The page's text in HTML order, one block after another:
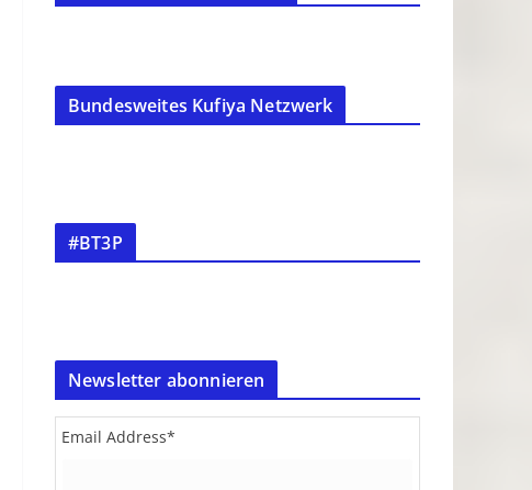
Bundesweites Kufiya Netzwerk
#BT3P
Newsletter abonnieren
Email Address*